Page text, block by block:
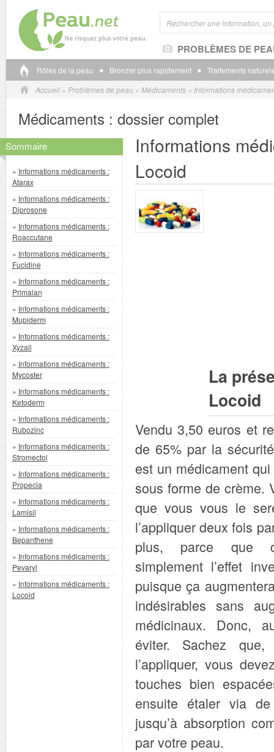
PROBLÈMES DE
Rôles de la peau Bronzer plus rapidement
Traitements
Accueil» Problèmes de peau» Médicaments» Informations
Médicaments : dossier complet
Sommaire
» Informations médicaments :
Atarax
» Informations médicaments :
Diprosone
» Informations médicaments :
Roaccutane
» Informations médicaments :
Fucidine
» Informations médicaments :
Primalan
» Informations médicaments :
Mupiderm
» Informations médicaments :
Xyzall
» Informations médicaments :
Mycoster
» Informations médicaments :
Ketoderm
» Informations médicaments :
Rubozinc
» Informations médicaments :
Stromectol
» Informations médicaments :
Propecia
» Informations médicaments :
Lamisil
» Informations médicaments :
Bepanthene
» Informations médicaments :
Pevaryl
» Informations médicaments :
Locoid
Informations
Locoid
La
Locoid
Vendu 3,50 euros et
de 65% par la
est un médicament
sous forme de crème.
que vous vous le
l’appliquer deux fois
plus, parce que
simplement l’effet
puisque ça
indésirables sans
médicinaux. Donc,
éviter. Sachez que,
l’appliquer, vous
touches bien
ensuite étaler via
jusqu’à absorption
par votre peau.